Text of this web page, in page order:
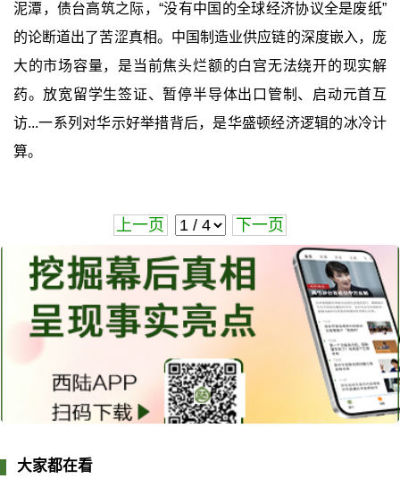
泥潭，债台高筑之际，“没有中国的全球经济协议全是废纸”
的论断道出了苦涩真相。中国制造业供应链的深度嵌入，庞
大的市场容量，是当前焦头烂额的白宫无法绕开的现实解
药。放宽留学生签证、暂停半导体出口管制、启动元首互
访...一系列对华示好举措背后，是华盛顿经济逻辑的冰冷计
算。
上一页 下一页
大家都在看